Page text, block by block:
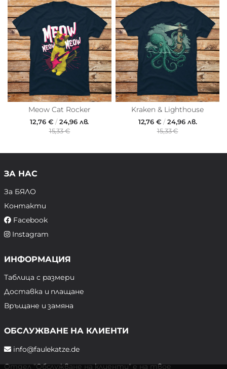
Meow Cat Rocker
12,76 € /24,96 лв.
15,33 €
Kraken & Lighthouse
12,76 €/24,96 лв.
15,33 €
ЗА НАС
За БЯЛО
Контакти
Facebook
Instagram
ИНФОРМАЦИЯ
Таблица с размери
Доставка и плащане
Връщане и замяна
ОБСЛУЖВАНЕ НА КЛИЕНТИ
info@faulekatze.de
Отдел "Обслужване на клиенти" е на твое